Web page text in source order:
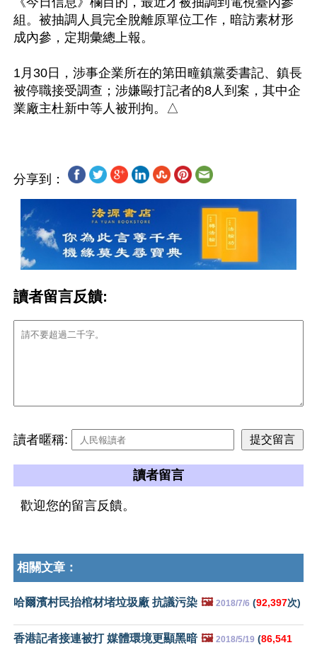
組。被抽調人員完全脫離原單位工作，暗訪素材形
成內參，定期彙總上報。
1月30日，涉事企業所在的第田疃鎮黨委書記、鎮長
被停職接受調查；涉嫌毆打記者的8人到案，其中企
分享到：
讀者留言反饋:
讀者暱稱:
讀者留言
歡迎您的留言反饋。
相關文章：
哈爾濱村民抬棺材堵垃圾廠 抗議污染 🖼️ 2018/7/6 (92,397次)
香港記者接連被打 媒體環境更顯黑暗 🖼️ 2018/5/19 (86,541